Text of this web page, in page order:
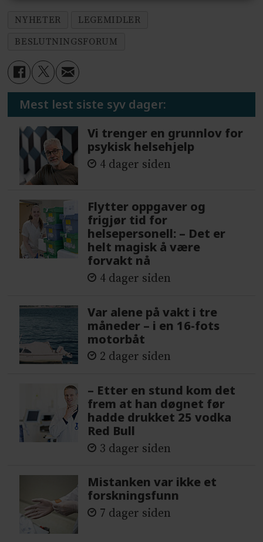
NYHETER
LEGEMIDLER
BESLUTNINGSFORUM
Mest lest siste syv dager:
Vi trenger en grunnlov for
psykisk helsehjelp
4 dager siden
Flytter oppgaver og
frigjør tid for
helsepersonell: – Det er
helt magisk å være
forvakt nå
4 dager siden
Var alene på vakt i tre
måneder – i en 16-fots
motorbåt
2 dager siden
– Etter en stund kom det
frem at han døgnet før
hadde drukket 25 vodka
Red Bull
3 dager siden
Mistanken var ikke et
forskningsfunn
7 dager siden